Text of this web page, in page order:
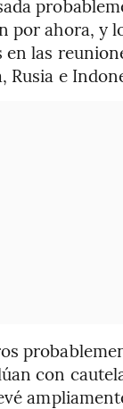
por ahora, y
las
Rusia e
con